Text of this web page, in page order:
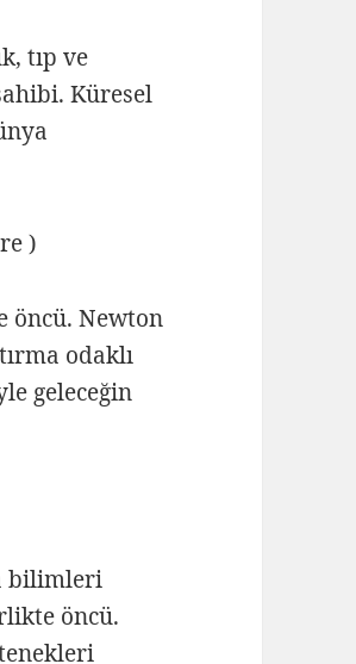
tıp ve
Küresel
)
öncü. Newton
odaklı
geleceğin
bilimleri
öncü.